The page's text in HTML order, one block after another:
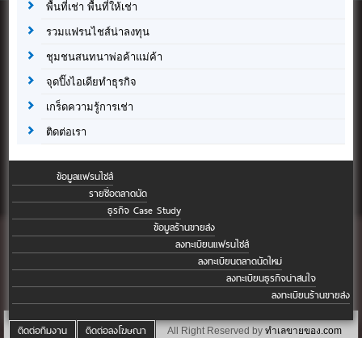
พื้นที่เช่า พื้นที่ให้เช่า
รวมแฟรนไชส์น่าลงทุน
ชุมชนสนทนาพ่อค้าแม่ค้า
จุดปิ๊งไอเดียทำธุรกิจ
เกร็ดความรู้การเช่า
ติดต่อเรา
ข้อมูลแฟรนไชส์
รายชื่อตลาดนัด
ธุรกิจ Case Study
ข้อมูลร้านขายส่ง
ลงทะเบียนแฟรนไชส์
ลงทะเบียนตลาดนัดใหม่
ลงทะเบียนธุรกิจน่าสนใจ
ลงทะเบียนร้านขายส่ง
ติดต่อทีมงาน ติดต่อลงโฆษณา All Right Reserved by ทำเลขายของ.com